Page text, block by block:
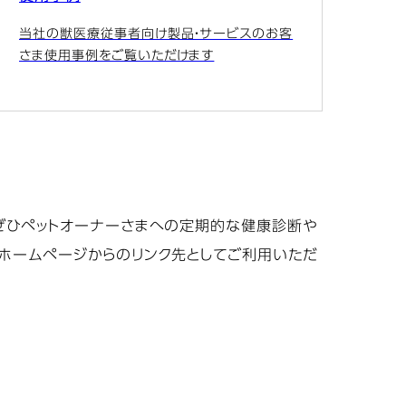
当社の獣医療従事者向け製品・サービスのお客
さま使用事例をご覧いただけます
ひペットオーナーさまへの定期的な健康診断や
ームページからのリンク先としてご利用いただ